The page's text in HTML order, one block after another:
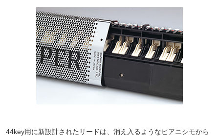
44key用に新設計されたリードは、消え入るようなピアニシモから